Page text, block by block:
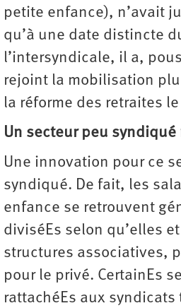
petite enfance), n’avait
qu’à une date distincte
l’intersyndicale, il a,
rejoint la mobilisation
la réforme des retraites le
Un secteur peu syndiqué
Une innovation pour ce
syndiqué. De fait, les
enfance se retrouvent
diviséEs selon qu’elles
structures associatives,
pour le privé. CertainEs
rattachéEs aux